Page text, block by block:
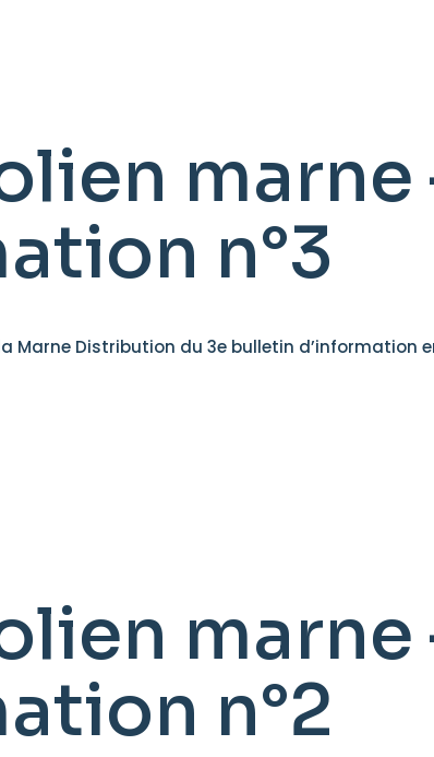
marne
n°3
Marne Distribution du 3e bulletin d’information
marne
n°2